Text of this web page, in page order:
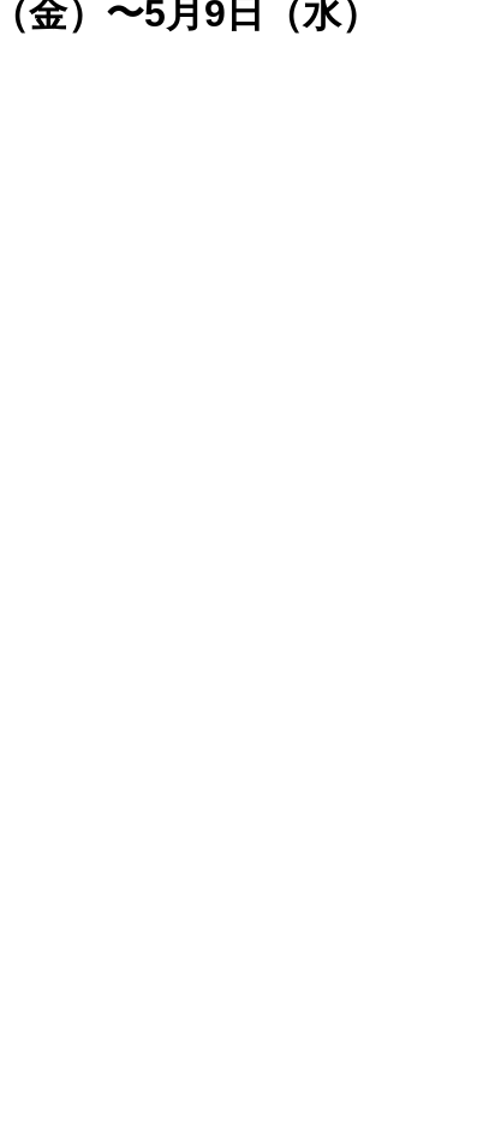
）〜5月9日（水）